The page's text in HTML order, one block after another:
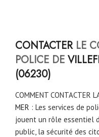
CONTACTERLE
POLICE DE
(06230)
COMMENT CONTACTER
MER : Les services de
jouent un rôle essentiel
public, la sécurité des